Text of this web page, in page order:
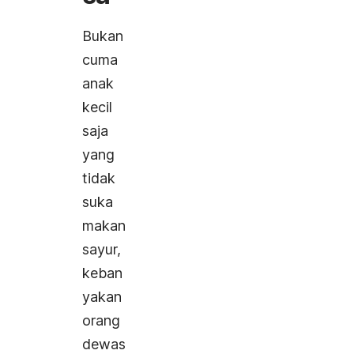
Bukan
cuma
anak
kecil
saja
yang
tidak
suka
makan
sayur,
keban
yakan
orang
dewas